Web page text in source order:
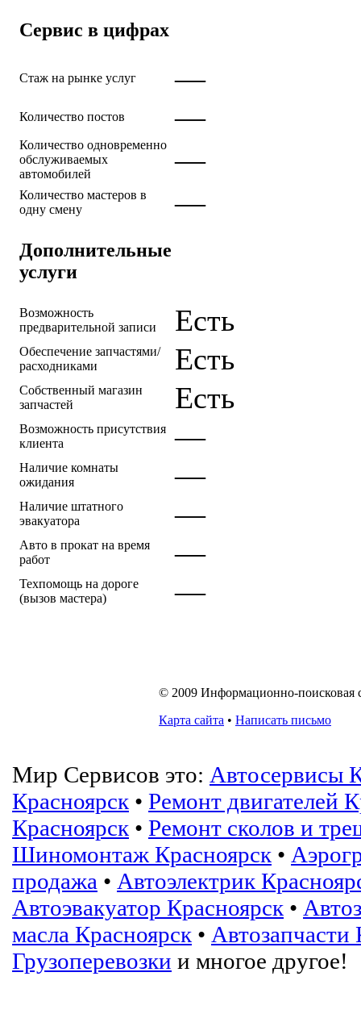
Сервис в цифрах
Стаж на рынке услуг —
Количество постов —
Количество одновременно
обслуживаемых
автомобилей
—
Количество мастеров в
одну смену
—
Дополнительные
услуги
Возможность
предварительной записи
Есть
Обеспечение запчастями/
расходниками
Есть
Собственный магазин
запчастей
Есть
Возможность присутствия
клиента
—
Наличие комнаты
ожидания
—
Наличие штатного
эвакуатора
—
Авто в прокат на время
работ
—
Техпомощь на дороге
(вызов мастера)
—
© 2009 Информационно-поисковая
Карта сайта • Написать письмо
Мир Сервисов это: Автосервисы
Красноярск • Ремонт двигателей
Красноярск • Ремонт сколов и
Шиномонтаж Красноярск •
продажа • Автоэлектрик
Автоэвакуатор Красноярск •
масла Красноярск • Автозапчасти
Грузоперевозки и многое другое!